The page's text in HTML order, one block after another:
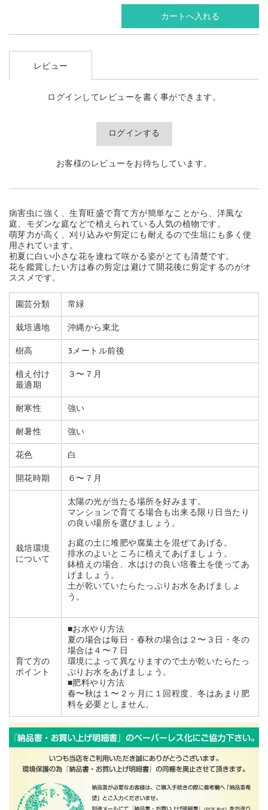
レビュー
ログインしてレビューを書く事ができます。
ログインする
お客様のレビューをお待ちしています。
病害虫に強く、生育旺盛で育て方が簡単なことから、洋風な
庭、モダンな庭などで植えられている人気の植物です。
萌芽力が高く、刈り込みや剪定にも耐えるので生垣にも多く使
用されています。
初夏に白い小さな花を連ねて咲かる姿がとても清楚です。
花を鑑賞したい方は春の剪定は避けて開花後に剪定するのがオ
ススメです。
園芸分類 常緑
栽培適地 沖縄から東北
樹高 3メートル前後
植え付け
最適期
３〜７月
耐寒性 強い
耐暑性 強い
花色 白
開花時期 ６〜７月
栽培環境
について
太陽の光が当たる場所を好みます。
マンションで育てる場合も出来る限り日当たり
の良い場所を選びましょう。
お庭の土に堆肥や腐葉土を混ぜてあげる。
排水のよいところに植えてあげましょう。
鉢植えの場合、水はけの良い培養土を使ってあ
げましょう。
土が乾いていたらたっぷりお水をあげましょ
う。
育て方の
ポイント
■お水やり方法
夏の場合は毎日・春秋の場合は２〜３日・冬の
場合は４〜７日
環境によって異なりますので土が乾いたらたっ
ぷりお水をあげましょう。
■肥料やり方法
春〜秋は１〜２ヶ月に１回程度、冬はあまり肥
料を必要としません。